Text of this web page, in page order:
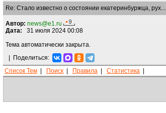
Re: Стало известно о состоянии екатеринбуржца, рух...
Автор: news@e1.ru
Дата: 31 июля 2024 00:08
Тема автоматически закрыта.
Поделиться:
Список Тем
Поиск Правила Статистика